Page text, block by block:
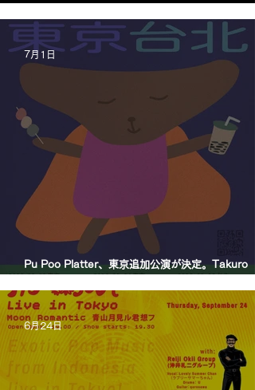
想フ舉行追加專場演出
Pu Poo Platter、東京追加公演が決定。Takuro
7月1日
6月24日